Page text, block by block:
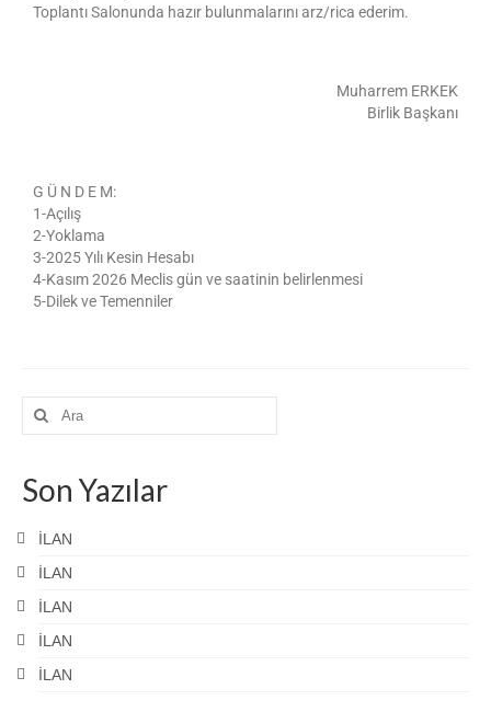
Toplantı Salonunda hazır bulunmalarını arz/rica ederim.
Muharrem ERKEK
Birlik Başkanı
G Ü N D E M:
1-Açılış
2-Yoklama
3-2025 Yılı Kesin Hesabı
4-Kasım 2026 Meclis gün ve saatinin belirlenmesi
5-Dilek ve Temenniler
Son Yazılar
İLAN
İLAN
İLAN
İLAN
İLAN